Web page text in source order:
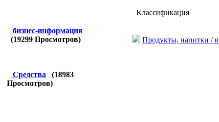
бизнес-информация
(19299 Просмотров)
Средства (18983
Просмотров)
Классификация
Продукты, напитки /